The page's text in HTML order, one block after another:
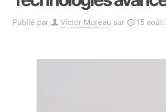
Publié par Victor Moreau sur 15 août